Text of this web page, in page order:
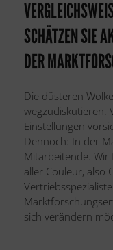
SCHÄTZEN SIE
DER
Die düsteren
wegzudiskutieren.
Einstellungen
Dennoch: In der
Mitarbeitende.
aller Couleur, also
sich verändern